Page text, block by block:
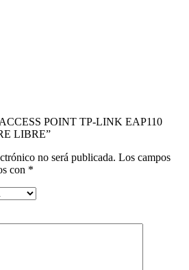
POINT TP-LINK EAP110
LIBRE”
no será publicada. Los campos
con *